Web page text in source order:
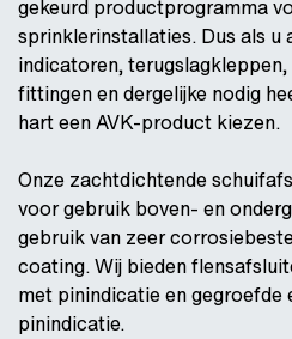
gekeurd productprogramma
sprinklerinstallaties. Dus als u
indicatoren,
fittingen en dergelijke nodig
hart een AVK-product kiezen.
Onze zachtdichtende
voor gebruik boven- en
gebruik van zeer
coating. Wij bieden
met pinindicatie en gegroefde
pinindicatie.